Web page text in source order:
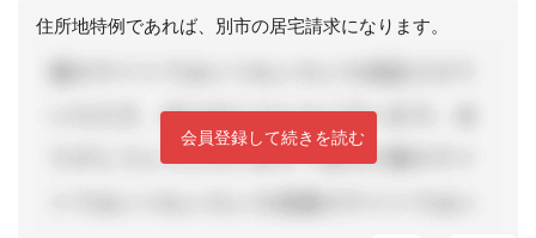
住所地特例であれば、別市の居宅請求になります。
会員登録して続きを読む